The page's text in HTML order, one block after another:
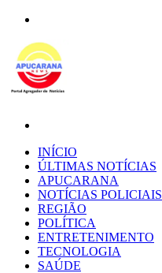
INÍCIO
ÚLTIMAS NOTÍCIAS
APUCARANA
NOTÍCIAS POLICIAIS
REGIÃO
POLÍTICA
ENTRETENIMENTO
TECNOLOGIA
SAÚDE